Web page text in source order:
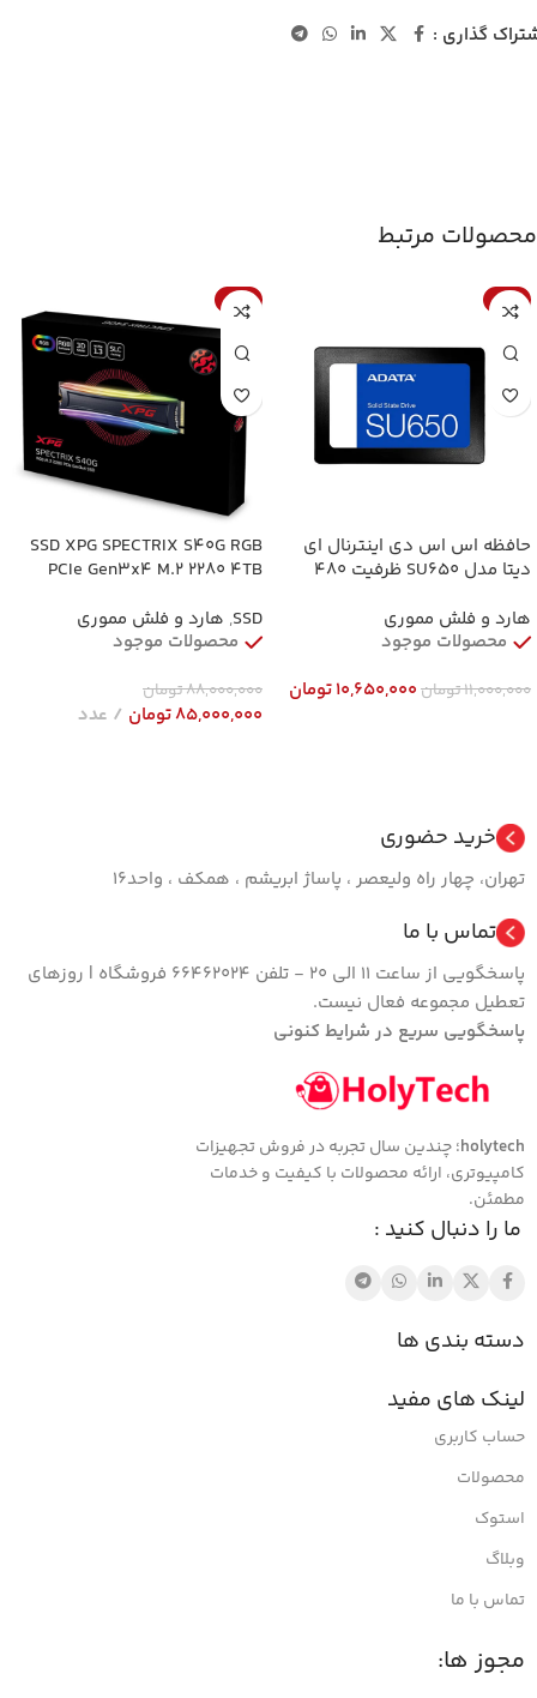
گذاری :
محصولات مرتبط
-3%
حافظه اس اس دی اینترنال ای
دیتا مدل SU650 ظرفیت 480
Internal SSD
هارد و فلش مموری
محصولات موجود
11,000,000تومان10,650,000تومان
-3%
SSD XPG SPECTRIX S40G RGB
PCIe Gen3x4 M.2 2280 4TB
SSD
, هارد و فلش مموری
محصولات موجود
88,000,000تومان
85,000,000تومان عدد
خرید حضوری
تهران، چهار راه ولیعصر ، پاساژ ابریشم ، همکف ، واحد16
تماس با ما
پاسخگویی از ساعت 11 الی 20 - تلفن 66462024 فروشگاه | روزهای
تعطیل مجموعه فعال نیست.
پاسخگویی سریع در شرایط کنونی
holytech؛ چندین سال تجربه در فروش تجهیزات
کامپیوتری، ارائه محصولات با کیفیت و خدمات
مطمئن.
ما را دنبال کنید :
دسته بندی ها
لینک های مفید
حساب کاربری
محصولات
استوک
وبلاگ
تماس با ما
مجوز ها: